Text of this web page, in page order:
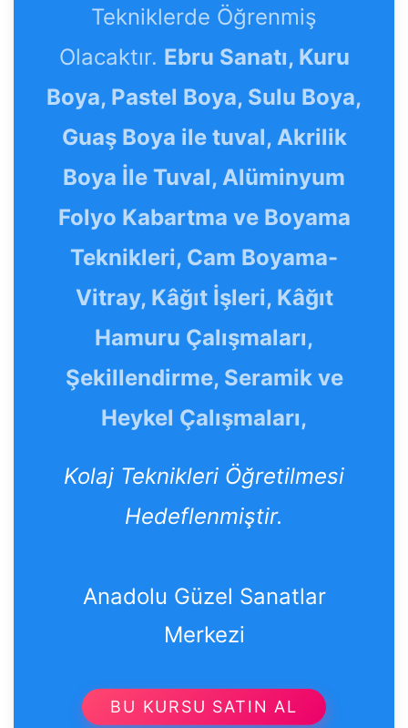
Tekniklerde Öğrenmiş
Olacaktır. Ebru Sanatı, Kuru
Boya, Pastel Boya, Sulu Boya,
Guaş Boya ile tuval, Akrilik
Boya İle Tuval, Alüminyum
Folyo Kabartma ve Boyama
Teknikleri, Cam Boyama-
Vitray, Kâğıt İşleri, Kâğıt
Hamuru Çalışmaları,
Şekillendirme, Seramik ve
Heykel Çalışmaları,
Kolaj Teknikleri Öğretilmesi
Hedeflenmiştir.
Anadolu Güzel Sanatlar
Merkezi
BU KURSU SATIN AL